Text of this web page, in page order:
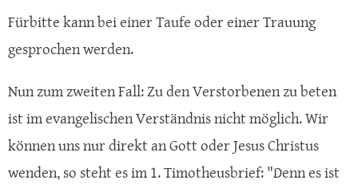
Fürbitte kann bei einer Taufe oder einer Trauung
gesprochen werden.
Nun zum zweiten Fall: Zu den Verstorbenen zu beten
ist im evangelischen Verständnis nicht möglich. Wir
können uns nur direkt an Gott oder Jesus Christus
wenden, so steht es im 1. Timotheusbrief: "Denn es ist